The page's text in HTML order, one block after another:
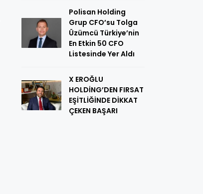
Polisan Holding
Grup CFO’su Tolga
Üzümcü Türkiye’nin
En Etkin 50 CFO
Listesinde Yer Aldı
X EROĞLU
HOLDİNG’DEN FIRSAT
EŞİTLİĞİNDE DİKKAT
ÇEKEN BAŞARI